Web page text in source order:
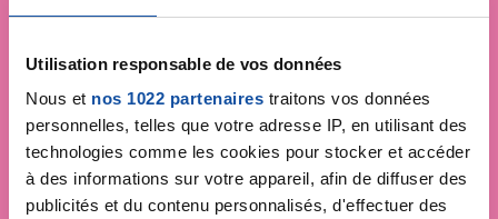
Utilisation responsable de vos données
Nous et nos 1022 partenaires traitons vos données
personnelles, telles que votre adresse IP, en utilisant des
technologies comme les cookies pour stocker et accéder
à des informations sur votre appareil, afin de diffuser des
publicités et du contenu personnalisés, d'effectuer des